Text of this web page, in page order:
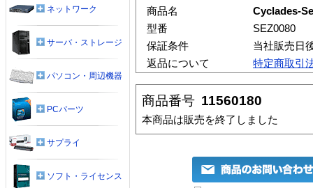
商品名
Cyclades-
型番
SEZ0080
保証条件
当社販売日
返品について
特定商取引
商品番号 11560180
本商品は販売を終了しました
ネットワーク
サーバ・ストレージ
パソコン・周辺機器
PCパーツ
サプライ
ソフト・ライセンス